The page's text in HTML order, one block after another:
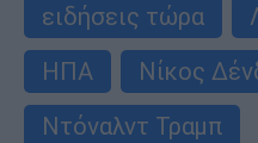
ειδήσεις τώρα
ΗΠΑ
Νίκος
Ντόναλντ Τραμπ